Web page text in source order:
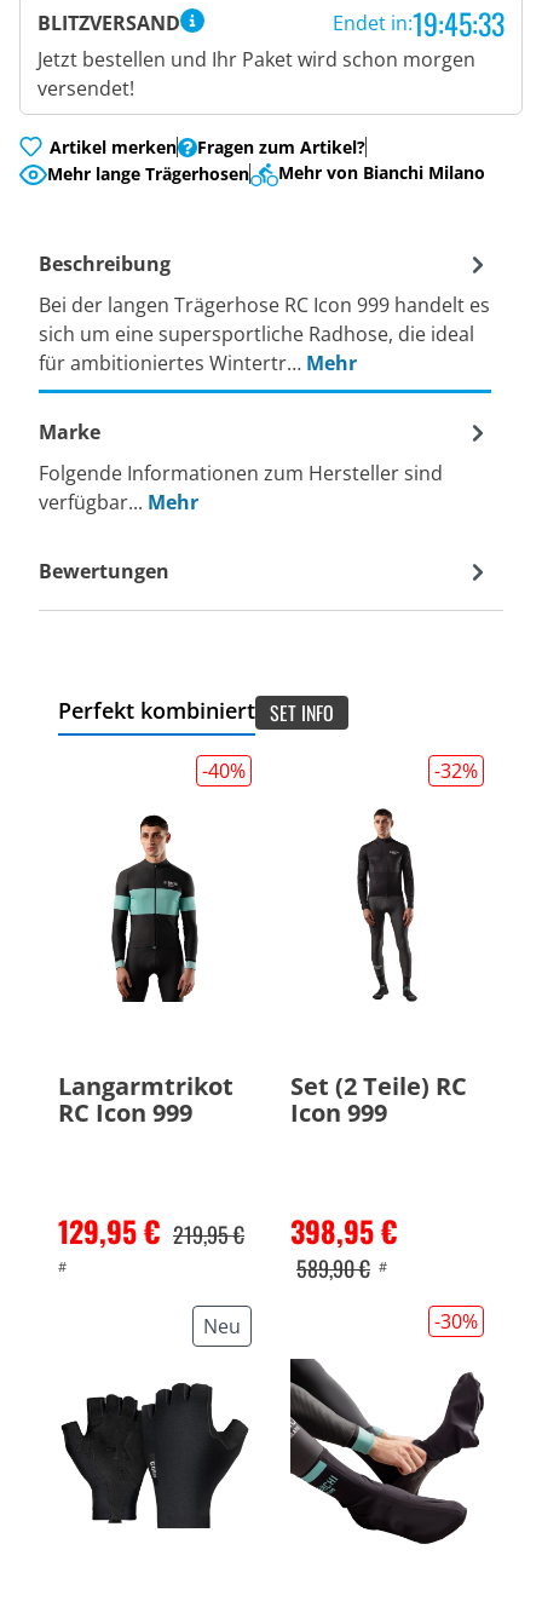
BLITZVERSAND
Jetzt bestellen und Ihr Paket wird schon morgen
versendet!
Endet in:19:45:32
Artikel merken
Fragen zum Artikel?
Mehr lange Trägerhosen
Mehr von Bianchi Milano
Perfekt kombiniert SET INFO
-40%
Langarmtrikot
RC Icon 999
129,95 € 219,95 €
#
-32%
Set (2 Teile) RC
Icon 999
398,95 €
589,90 € #
Neu -30%
Beschreibung
Bei der langen Trägerhose RC Icon 999 handelt es
sich um eine supersportliche Radhose, die ideal
für ambitioniertes Wintertr… Mehr
Marke
Folgende Informationen zum Hersteller sind
verfügbar... Mehr
Bewertungen